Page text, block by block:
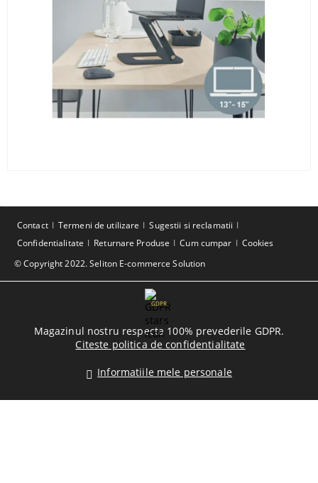
© Copyright 2022. Seliton E-commerce Solution
Contact Termeni de utilizare
Sugestii si reclamatii
Confidentialitate
Returnare Produse Cum cumpar Cookies
GDPR
Magazinul nostru respecta 100% prevederile GDPR.
Citeste politica de confidentialitate
Informatiile mele personale